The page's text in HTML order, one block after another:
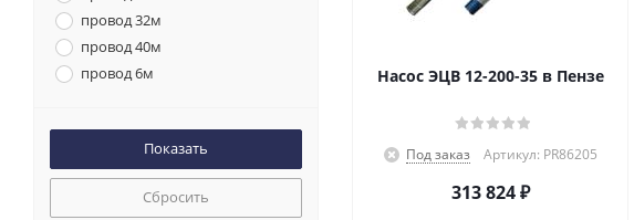
Насос ЭЦВ 12-200-35 в Пензе
Под заказ Артикул: PR86205
313 824₽
провод 32м
провод 40м
провод 6м
Сбросить